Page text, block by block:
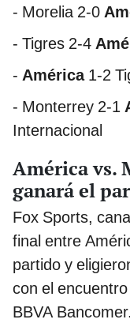
- Morelia 2-0
- Tigres 2-4
- América1-2
- Monterrey 2-1
Internacional
América vs.
ganará el
Fox Sports,
final entre
partido y
con el
BBVA Bancomer.